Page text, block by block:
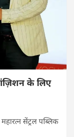
के लिए
सेंट्रल पब्लिक